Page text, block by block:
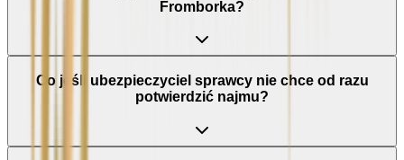
Fromborka?
Co jeśli ubezpieczyciel sprawcy nie chce od razu
potwierdzić najmu?